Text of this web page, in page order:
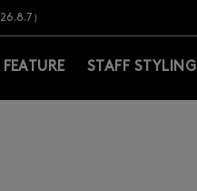
無料！お買い物の際は会員登録を！
）
無料！お買い物の際は会員登録を！
FEATURE STAFF STYLING